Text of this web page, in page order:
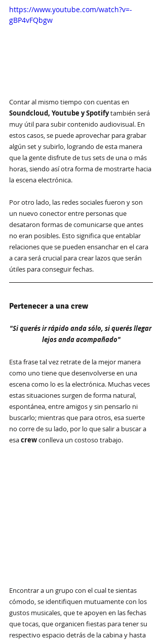
https://www.youtube.com/watch?v=-
gBP4vFQbgw
Contar al mismo tiempo con cuentas en
Soundcloud, Youtube y Spotify también será
muy útil para subir contenido audiovisual. En
estos casos, se puede aprovechar para grabar
algún set y subirlo, logrando de esta manera
que la gente disfrute de tus sets de una o más
horas, siendo así otra forma de mostrarte hacia
la escena electrónica.
Por otro lado, las redes sociales fueron y son
un nuevo conector entre personas que
desataron formas de comunicarse que antes
no eran posibles. Esto significa que entablar
relaciones que se pueden ensanchar en el cara
a cara será crucial para crear lazos que serán
útiles para conseguir fechas.
Pertenecer a una crew
"Si querés ir rápido anda sólo, si querés llegar
lejos anda acompañado"
Esta frase tal vez retrate de la mejor manera
como uno tiene que desenvolverse en una
escena como lo es la electrónica. Muchas veces
estas situaciones surgen de forma natural,
espontánea, entre amigos y sin pensarlo ni
buscarlo; mientras que para otros, esa suerte
no corre de su lado, por lo que salir a buscar a
esa crew conlleva un costoso trabajo.
Encontrar a un grupo con el cual te sientas
cómodo, se identifiquen mutuamente con los
gustos musicales, que te apoyen en las fechas
que tocas, que organicen fiestas para tener su
respectivo espacio detrás de la cabina y hasta